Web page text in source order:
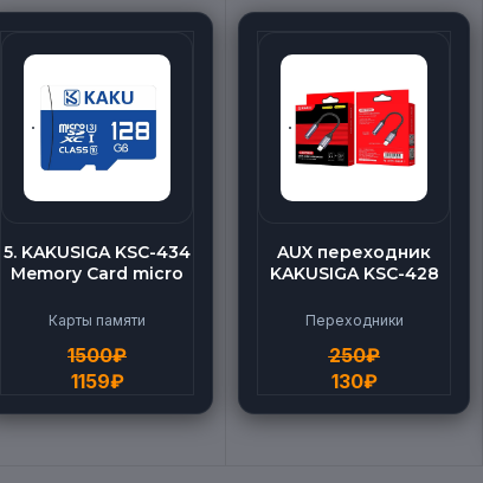
5. KAKUSIGA KSC-434
Memory Card micro
Speed (128G)
Карты памяти
1500₽
1159₽
AUX переходник
KAKUSIGA KSC-428
Переходники
250₽
130₽